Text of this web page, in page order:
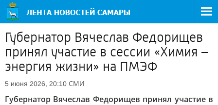
Губернатор Вячеслав Федорищев
принял участие в сессии «Химия –
энергия жизни» на ПМЭФ
5 июня 2026, 20:10 СМИ
Губернатор Вячеслав Федорищев принял участие в